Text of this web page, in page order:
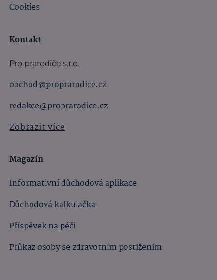
Cookies
Kontakt
Pro prarodiče s.r.o.
obchod@proprarodice.cz
redakce@proprarodice.cz
Zobrazit více
Magazín
Informativní důchodová aplikace
Důchodová kalkulačka
Příspěvek na péči
Průkaz osoby se zdravotním postižením